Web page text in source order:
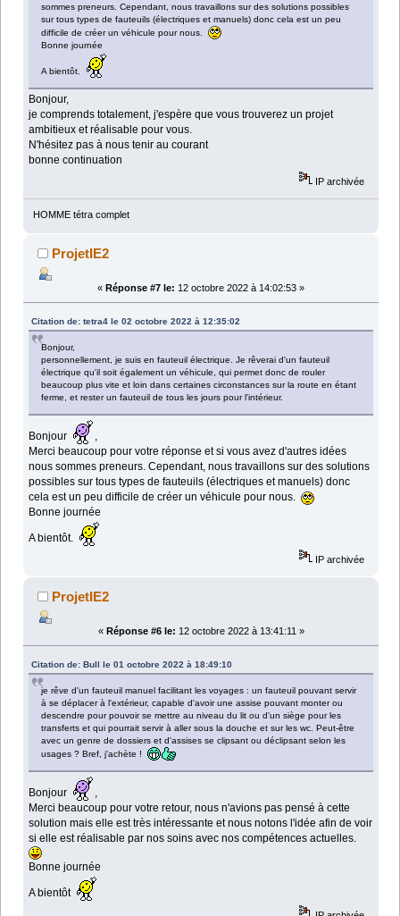
sommes preneurs. Cependant, nous travaillons sur des solutions possibles
sur tous types de fauteuils (électriques et manuels) donc cela est un peu
difficile de créer un véhicule pour nous.
Bonne journée
A bientôt.
Bonjour,
je comprends totalement, j'espère que vous trouverez un projet
ambitieux et réalisable pour vous.
N'hésitez pas à nous tenir au courant
bonne continuation
IP archivée
HOMME tétra complet
ProjetIE2
« Réponse #7 le: 12 octobre 2022 à 14:02:53 »
Citation de: tetra4 le 02 octobre 2022 à 12:35:02
Bonjour,
personnellement, je suis en fauteuil électrique. Je rêverai d'un fauteuil
électrique qu'il soit également un véhicule, qui permet donc de rouler
beaucoup plus vite et loin dans certaines circonstances sur la route en étant
ferme, et rester un fauteuil de tous les jours pour l'intérieur.
Bonjour
,
Merci beaucoup pour votre réponse et si vous avez d'autres idées
nous sommes preneurs. Cependant, nous travaillons sur des solutions
possibles sur tous types de fauteuils (électriques et manuels) donc
cela est un peu difficile de créer un véhicule pour nous.
Bonne journée
A bientôt.
IP archivée
ProjetIE2
« Réponse #6 le: 12 octobre 2022 à 13:41:11 »
Citation de: Bull le 01 octobre 2022 à 18:49:10
je rêve d'un fauteuil manuel facilitant les voyages : un fauteuil pouvant servir
à se déplacer à l'extérieur, capable d'avoir une assise pouvant monter ou
descendre pour pouvoir se mettre au niveau du lit ou d'un siège pour les
transferts et qui pourrait servir à aller sous la douche et sur les wc. Peut-être
avec un genre de dossiers et d'assises se clipsant ou déclipsant selon les
usages ? Bref, j'achète !
Bonjour
,
Merci beaucoup pour votre retour, nous n'avions pas pensé à cette
solution mais elle est très intéressante et nous notons l'idée afin de voir
si elle est réalisable par nos soins avec nos compétences actuelles.
Bonne journée
A bientôt